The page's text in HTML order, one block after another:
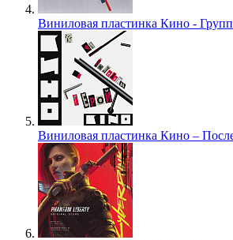
Виниловая пластинка Кино -
Виниловая пластинка Кино –